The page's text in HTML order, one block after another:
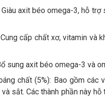
Giàu axit béo omega-3, hỗ
Cung cấp chất xơ, vitamin
sung axit béo omega-3 và
chất (5%): Bao gồm các
sắt. Các thành phần này